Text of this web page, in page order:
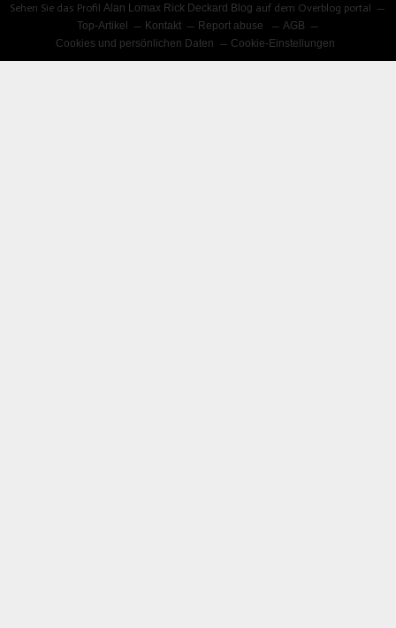
Sehen Sie das ProfilAlan Lomax Rick Deckard Blog auf dem Overblog portal
Top-Artikel
Kontakt Report abuse
AGB
Cookies und persönlichen Daten
Cookie-Einstellungen